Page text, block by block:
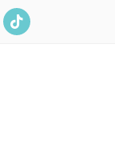
tiktok